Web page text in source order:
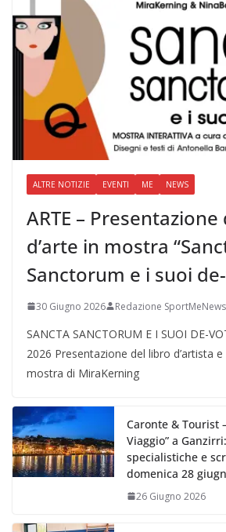
ALTRE NOTIZIE EVENTI ME NEWS
ARTE –
d’arte in mostra
Sanctorum e i suoi
30 Giugno 2026 Redazione SportMeNews
SANCTA SANCTORUM E I SUOI DE-
2026 Presentazione del libro d’artista
mostra di MiraKerning
Caronte & Tourist
Viaggio” a
specialistiche e
domenica 28
26 Giugno 2026